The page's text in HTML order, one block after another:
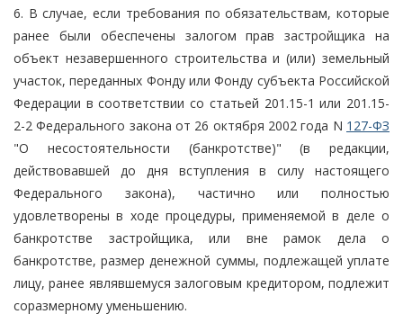
6. В случае, если требования по обязательствам, которые
ранее были обеспечены залогом прав застройщика на
объект незавершенного строительства и (или) земельный
участок, переданных Фонду или Фонду субъекта Российской
Федерации в соответствии со статьей 201.15-1 или 201.15-
2-2 Федерального закона от 26 октября 2002 года N 127-ФЗ
"О несостоятельности (банкротстве)" (в редакции,
действовавшей до дня вступления в силу настоящего
Федерального закона), частично или полностью
удовлетворены в ходе процедуры, применяемой в деле о
банкротстве застройщика, или вне рамок дела о
банкротстве, размер денежной суммы, подлежащей уплате
лицу, ранее являвшемуся залоговым кредитором, подлежит
соразмерному уменьшению.